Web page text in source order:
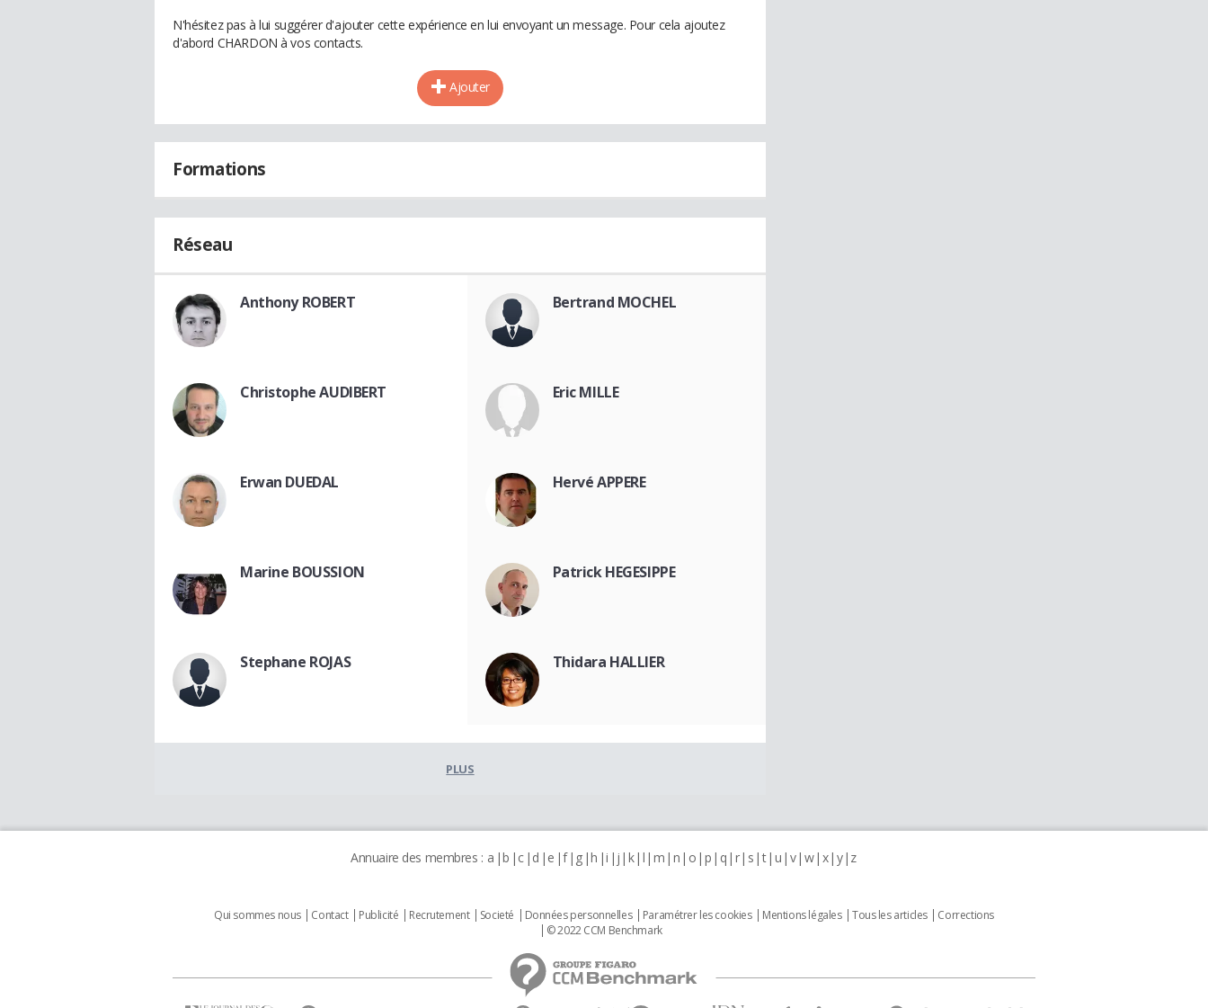
N'hésitez pas à lui suggérer d'ajouter cette expérience en lui envoyant un message. Pour cela ajoutez
d'abord CHARDON à vos contacts.
Ajouter
Formations
Réseau
Anthony ROBERT Bertrand MOCHEL
Christophe AUDIBERT Eric MILLE
Erwan DUEDAL Hervé APPERE
Marine BOUSSION Patrick HEGESIPPE
Stephane ROJAS Thidara HALLIER
PLUS
Annuaire des membres : a b c d e f g h i j k l m n o p q r s t u v w x y z
Qui sommes nous Contact Publicité Recrutement Societé Données personnelles Paramétrer les cookies Mentions légales Tous les articles
Corrections
© 2022 CCM Benchmark